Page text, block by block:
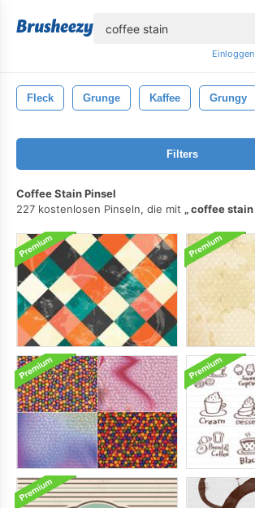
Einloggen
Fleck Grunge Kaffee Grungy
Filters
Coffee Stain Pinsel
227 kostenlosen Pinseln, die mit
coffee stain